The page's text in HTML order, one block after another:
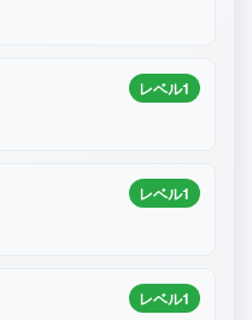
レベル1
レベル1
レベル1